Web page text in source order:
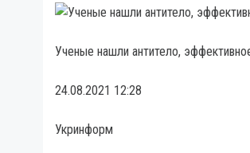
Ученые нашли антитело,
24.08.2021 12:28
Укринформ